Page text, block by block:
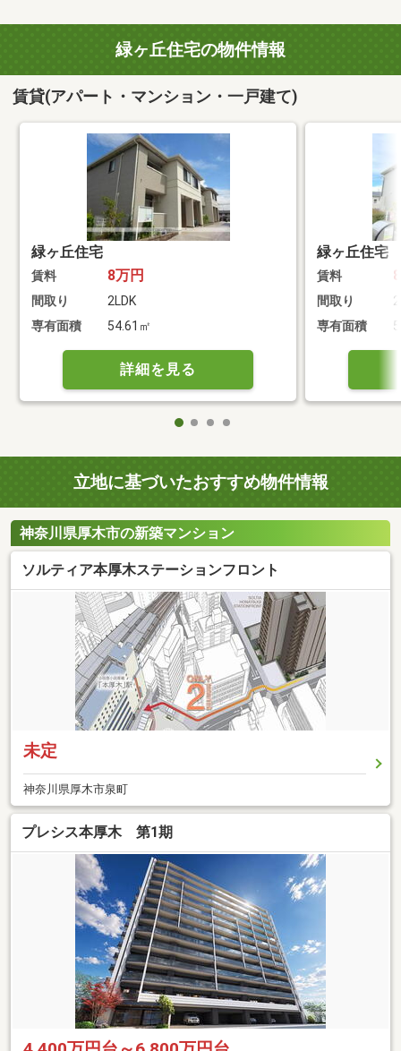
緑ヶ丘住宅の物件情報
賃貸(アパート・マンション・一戸建て)
緑ヶ丘住宅
賃料 8万円
間取り
2LDK
専有面積
54.61㎡
詳細を見る
緑ヶ丘住宅
賃料
間取り
専有面積
立地に基づいたおすすめ物件情報
神奈川県厚木市の新築マンション
ソルティア本厚木ステーションフロント
未定
神奈川県厚木市泉町
プレシス本厚木 第1期